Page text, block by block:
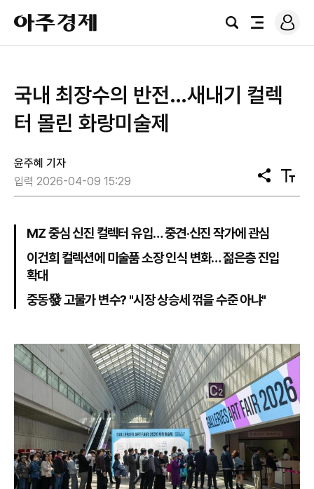
아
주
경
검
전
로
그
국내 최장수의 반전…새내기 컬렉
터 몰린 화랑미술제
윤주혜 기자
입력 2026-04-09 15:29
공
유
텍
스
MZ 중심 신진 컬렉터 유입… 중견·신진 작가에 관심
이건희 컬렉션에 미술품 소장 인식 변화… 젊은층 진입
확대
중동發 고물가 변수? "시장 상승세 꺾을 수준 아냐"